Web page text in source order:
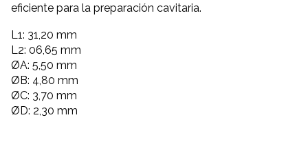
eficiente para la preparación cavitaria.
L1: 31,20 mm
L2: 06,65 mm
ØA: 5,50 mm
ØB: 4,80 mm
ØC: 3,70 mm
ØD: 2,30 mm